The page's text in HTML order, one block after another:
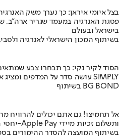
בצל איומי איראן: כך נערך משק
פסגת האנרגיה במעמד שגריר ארה"ב,
בישראל ובעולם
בשיתוף המכון הישראלי לאנרגיה
הסוד לקיר נקי: כך תבחרו צבע
מומחה BG BOND עושה סדר על המדפים ומציג את מותג הצבע SIMPLY
בשיתוף BG BOND
אל תחמיצו! גם אתם יכולים להרוויח
יחסי הימור משופרים, הפקדות ב-Apple Pay ותשלום זכיות מיידי
בשיתוף המועצה להסדר ההימורים